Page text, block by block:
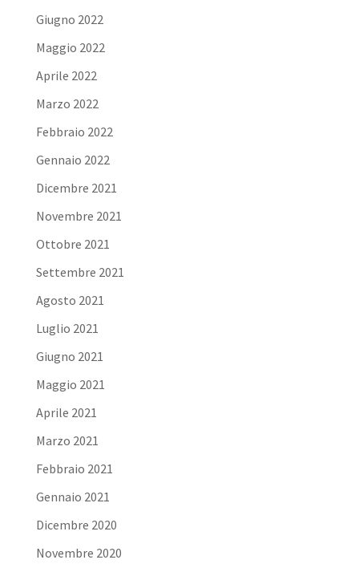
Giugno 2022
Maggio 2022
Aprile 2022
Marzo 2022
Febbraio 2022
Gennaio 2022
Dicembre 2021
Novembre 2021
Ottobre 2021
Settembre 2021
Agosto 2021
Luglio 2021
Giugno 2021
Maggio 2021
Aprile 2021
Marzo 2021
Febbraio 2021
Gennaio 2021
Dicembre 2020
Novembre 2020